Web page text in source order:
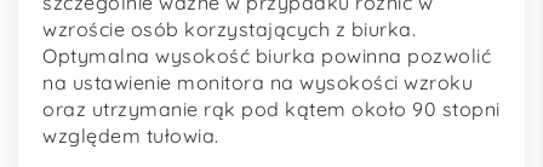
wzroście osób korzystających z biurka.
Optymalna wysokość biurka powinna pozwolić
na ustawienie monitora na wysokości wzroku
oraz utrzymanie rąk pod kątem około 90 stopni
względem tułowia.